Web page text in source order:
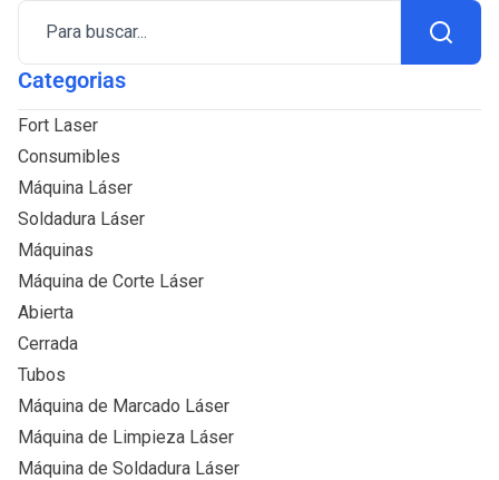
Para buscar...
Categorias
Fort Laser
Consumibles
Máquina Láser
Soldadura Láser
Máquinas
Máquina de Corte Láser
Abierta
Cerrada
Tubos
Máquina de Marcado Láser
Máquina de Limpieza Láser
Máquina de Soldadura Láser